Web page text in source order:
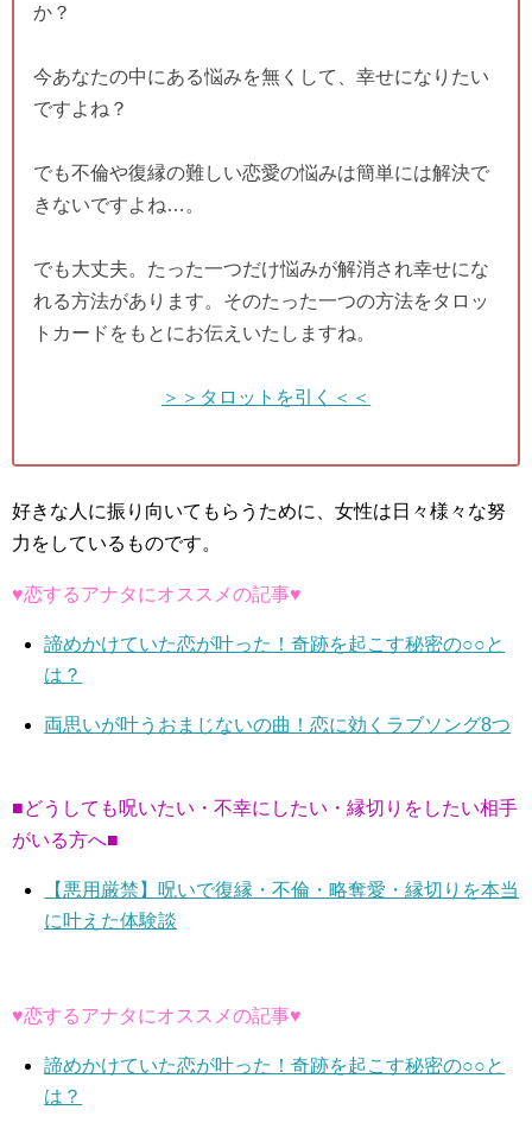
か？
今あなたの中にある悩みを無くして、幸せになりたい
ですよね？
でも不倫や復縁の難しい恋愛の悩みは簡単には解決で
きないですよね…。
でも大丈夫。たった一つだけ悩みが解消され幸せにな
れる方法があります。そのたった一つの方法をタロッ
トカードをもとにお伝えいたしますね。
＞＞タロットを引く＜＜
好きな人に振り向いてもらうために、女性は日々様々な努
力をしているものです。
♥恋するアナタにオススメの記事♥
諦めかけていた恋が叶った！奇跡を起こす秘密の○○と
は？
両思いが叶うおまじないの曲！恋に効くラブソング8つ
■どうしても呪いたい・不幸にしたい・縁切りをしたい相手
がいる方へ■
【悪用厳禁】呪いで復縁・不倫・略奪愛・縁切りを本当
に叶えた体験談
♥恋するアナタにオススメの記事♥
諦めかけていた恋が叶った！奇跡を起こす秘密の○○と
は？